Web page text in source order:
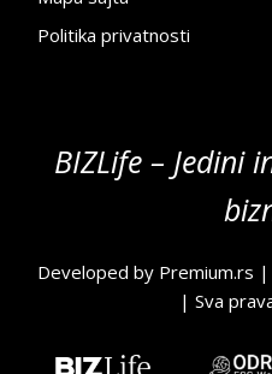
Politika privatnosti
BIZLife – Jedini
Developed by Premium.rs |
| Sva